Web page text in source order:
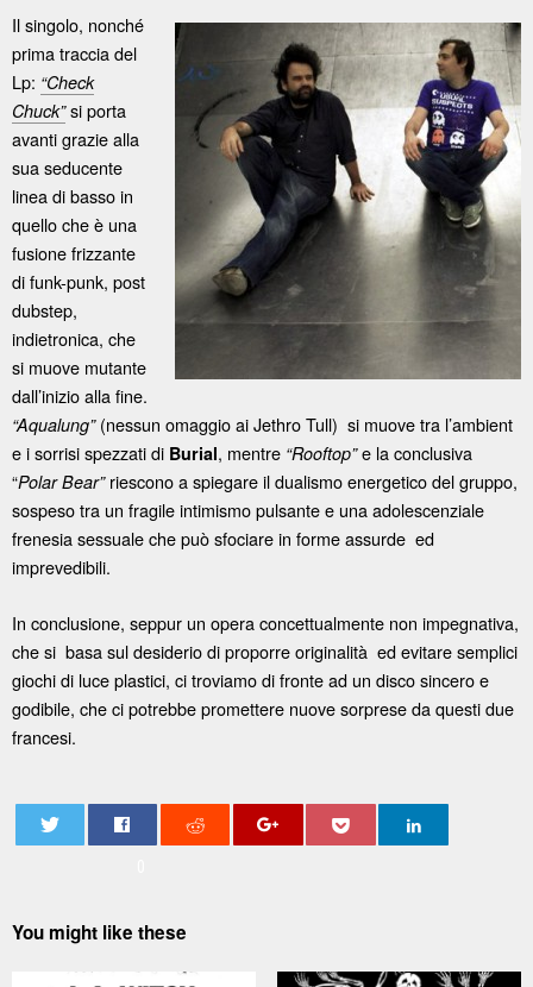
Il singolo, nonché
prima traccia del
Lp: “Check
Chuck” si porta
avanti grazie alla
sua seducente
linea di basso in
quello che è una
fusione frizzante
di funk-punk, post
dubstep,
indietronica, che
si muove mutante
dall’inizio alla fine.
“Aqualung” (nessun omaggio ai Jethro Tull) si muove tra l’ambient
e i sorrisi spezzati di Burial, mentre “Rooftop”e la conclusiva
“Polar Bear”riescono a spiegare il dualismo energetico del gruppo,
sospeso tra un fragile intimismo pulsante e una adolescenziale
frenesia sessuale che può sfociare in forme assurde ed
imprevedibili.
In conclusione, seppur un opera concettualmente non impegnativa,
che si basa sul desiderio di proporre originalità ed evitare semplici
giochi di luce plastici, ci troviamo di fronte ad un disco sincero e
godibile, che ci potrebbe promettere nuove sorprese da questi due
francesi.
You might like these